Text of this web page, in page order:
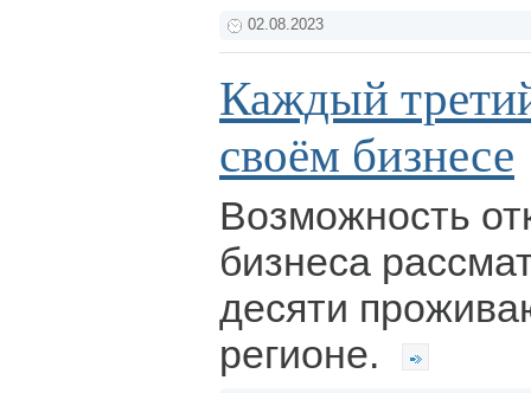
02.08.2023
Каждый
своём бизнесе
Возможность
бизнеса
десяти
регионе.